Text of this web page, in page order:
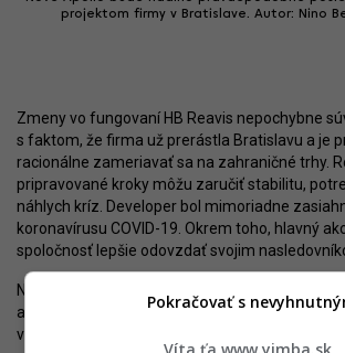
projektom firmy v Bratislave. Autor: Nino
Zmeny vo fungovaní HB Reavis nepochybne
s faktom, že firma už prerástla Bratislavu a je
racionálne zameriavať sa na zahraničné trhy.
pripravované kroky môžu zaručiť stabilitu,
náhlych kríz. Developer bol mimoriadne
koronavírusu COVID-19. Okrem toho, hlavný
spoločnosť lepšie odovzdať svojim
Na druhej strane, podmienky pre podnikanie na
a v Bratislave HB Reavisu situáciu
v ktorom zmena Územného plánu trvá aj
Víta ťa www.yimba.sk
Pokračovať s